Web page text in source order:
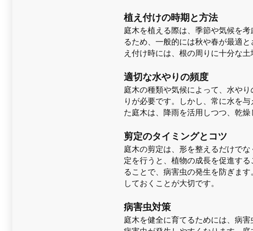
植え付けの時期と方法
庭木を植える際は、季節や気候を
るため、一般的には秋や春が最適
え付け時には、根の周りに十分な
適切な水やりの頻度
庭木の種類や気候によって、水や
りが必要です。しかし、常に水を
た庭木は、降雨を活用しつつ、乾
剪定のタイミングとコツ
庭木の剪定は、形を整えるだけで
定を行うと、植物の成長を促進す
ることで、病害虫の発生を防ぎま
しておくことが大切です。
病害虫対策
庭木を健全に育てるためには、病